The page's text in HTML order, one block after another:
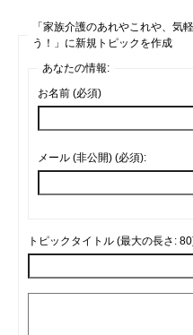
「家族介護のあれやこれや、気
う！」に新規トピックを作成
あなたの情報:
お名前 (必須)
メール (非公開) (必須):
トピックタイトル (最大の長さ: